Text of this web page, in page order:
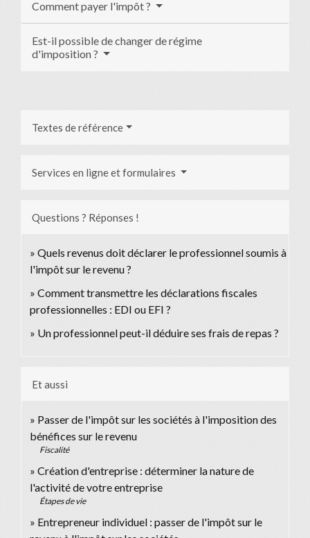
Comment payer l'impôt ?
Est-il possible de changer de régime
d'imposition ?
Textes de référence
Services en ligne et formulaires
Questions ? Réponses !
Quels revenus doit déclarer le professionnel soumis à
l'impôt sur le revenu ?
Comment transmettre les déclarations fiscales
professionnelles : EDI ou EFI ?
Un professionnel peut-il déduire ses frais de repas ?
Et aussi
Passer de l'impôt sur les sociétés à l'imposition des
bénéfices sur le revenu
Fiscalité
Création d'entreprise : déterminer la nature de
l'activité de votre entreprise
Étapes de vie
Entrepreneur individuel : passer de l'impôt sur le